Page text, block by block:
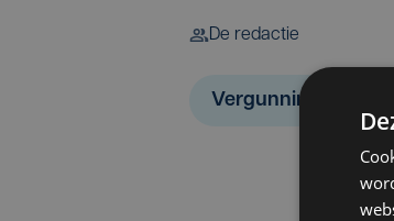
De redactie
Vergunningen